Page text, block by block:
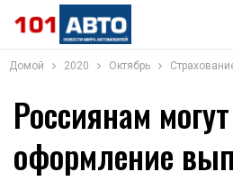
Домой 2020 Октябрь
Россиянам
оформление